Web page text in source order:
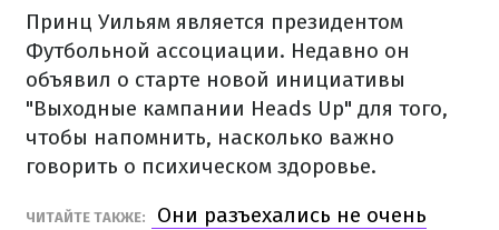
Принц Уильям является президентом
Футбольной ассоциации. Недавно он
объявил о старте новой инициативы
"Выходные кампании Heads Up" для того,
чтобы напомнить, насколько важно
говорить о психическом здоровье.
ЧИТАЙТЕ ТАКЖЕ:
Они разъехались не очень